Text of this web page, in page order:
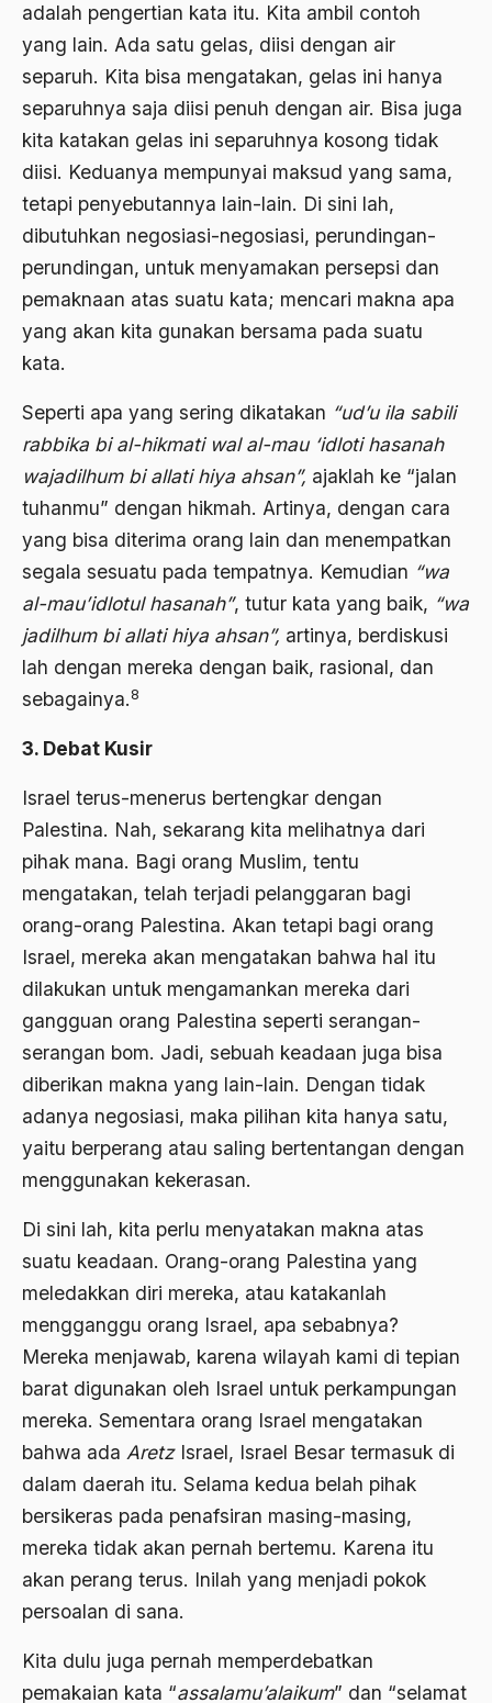
adalah pengertian kata itu. Kita ambil contoh
yang lain. Ada satu gelas, diisi dengan air
sepаruh. Kita bisa mengatakan, gelas ini hanya
separuhnya saja diisi penuh dengan air. Bisa juga
kita katakan gelas ini separuhnya kosong tidak
diisi. Keduanya mempunyai maksud yang sama,
tetapi penyebutannya lain-lain. Di sini lah,
dibutuhkan negosiasi-negosiasi, perundingan-
perundingan, untuk menyamakan persepsi dan
pemaknaan atas suatu kata; mencari makna apa
yang akan kita gunakan bersama pada suatu
kata.
Seperti apa yang sering dikatakan “ud’u ila sabili
rabbika bi al-hikmati wal al-mau ‘idloti hasanah
wajadilhum bi allati hiya ahsan”, ajaklah ke “jalan
tuhanmu” dengan hikmah. Artinya, dengan cara
yang bisa diterima orang lain dan menempatkan
segala sesuatu pada tempatnya. Kemudian “wa
al-mau’idlotul hasanah”, tutur kata yang baik, “wa
jadilhum bi allati hiya ahsan”, artinya, berdiskusi
lah dengan mereka dengan baik, rasional, dan
sebagainya.8
3. Debat Kusir
Israel terus-menerus bertengkar dengan
Palestina. Nah, sekarang kita melihatnya dari
pihak mana. Bagi orang Muslim, tentu
mengatakan, telah terjadi pelanggaran bagi
orang-orang Palestina. Akan tetapi bagi orang
Israel, mereka akan mengatakan bahwa hal itu
dilakukan untuk mengamankan mereka dari
gangguan orang Palestina seperti serangan-
serangan bom. Jadi, sebuah keadaan juga bisa
diberikan makna yang lain-lain. Dengan tidak
adanya negosiasi, maka pilihan kita hanya satu,
yaitu berperang atau saling bertentangan dengan
menggunakan kekerasan.
Di sini lah, kita perlu menyatakan makna atas
suatu keadaan. Orang-orang Palestina yang
meledakkan diri mereka, atau katakanlah
mengganggu orang Israel, apa sebabnya?
Mereka menjawab, karena wilayah kami di tepian
barat digunakan oleh Israel untuk perkampungan
mereka. Sementara orang Israel mengatakan
bahwa ada AretzIsrael, Israel Besar termasuk di
dalam daerah itu. Selama kedua belah pihak
bersikeras pada penafsiran masing-masing,
mereka tidak akan pernah bertemu. Karena itu
akan perang terus. Inilah yang menjadi pokok
persoalan di sana.
Kita dulu juga pernah memperdebatkan
pemakaian kata “assalamu’alaikum” dan “selamat
Bahasa melayu
Bahasa Nasional
Bahsul Masail
Baku Bae
Bambang Pranomo
Bangladesh
bangsa arab
Bangsa dan Negara
Bangsa Indonesia
Bangsa Sunda
Bangsa Tenggang Rasa
Bani Sadr
Bank Mualat Indonesia
Bank Perkeditan rakyat
Bank Summa
bank syariah
Banser
Banten
Banyuwangi
Bapak Koperasi
Barathiya Janata Party
BArisan Nasional
Batak
Batavia
BBC
BBM
Beethoven
Begin
Beijing
Belanakan
belanda
Belgia